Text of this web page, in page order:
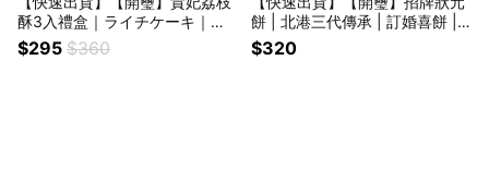
酥3入禮盒｜ライチケーキ｜外
銷日本伴手禮
$295 $360
餅 | 北港三代傳承 | 訂婚喜餅 |
中式喜餅
$320